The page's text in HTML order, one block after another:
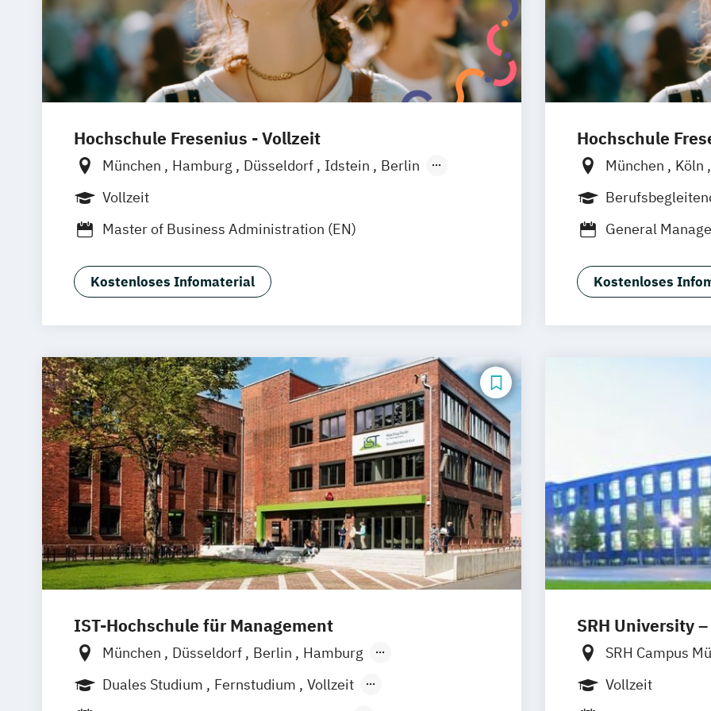
Hochschule Fresenius - Vollzeit
München Hamburg Düsseldorf Idstein
Berlin
Frankfurt am Main
Vollzeit
Master of Business Administration (EN)
Kostenloses Infomaterial
Hochschule
München
Köln
Hamburg
Osnabrück
Stuttgart
General
Kostenloses
IST-Hochschule für Management
München Düsseldorf Berlin
Hamburg
Weil am Rhein
Frankfurt am Main Essen
Innsbruck
Duales Studium Fernstudium
Vollzeit
SRH University
SRH Campus
SRH Campus
Vollzeit